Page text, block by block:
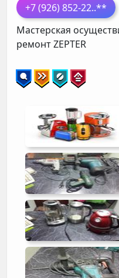
+7 (926) 852-22..**
Мастерская
ремонтZEPTER